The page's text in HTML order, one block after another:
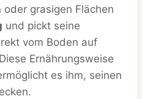
grasigen Flächen
und pickt seine
vom Boden auf
Ernährungsweise
es ihm, seinen